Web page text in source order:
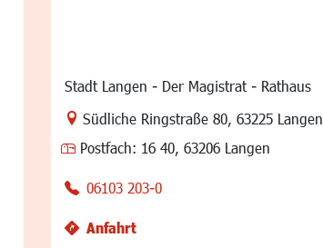
Stadt Langen - Der Magistrat - Rathaus
Link zur Google-Maps Navigation
Südliche Ringstraße 80, 63225 Langen
Postfach: 16 40, 63206 Langen
06103 203-0
Anfahrt